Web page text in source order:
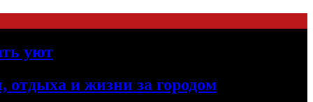
уют
отдыха и жизни за городом